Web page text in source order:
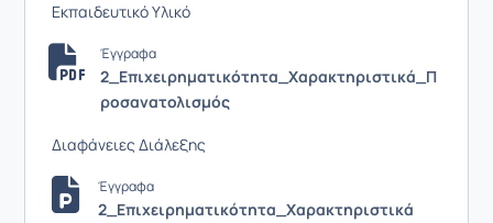
Εκπαιδευτικό Υλικό
Έγγραφα
2_Επιχειρηματικότητα_Χαρακτηριστικά_Π
ροσανατολισμός
Διαφάνειες Διάλεξης
Έγγραφα
2_Επιχειρηματικότητα_Χαρακτηριστικά